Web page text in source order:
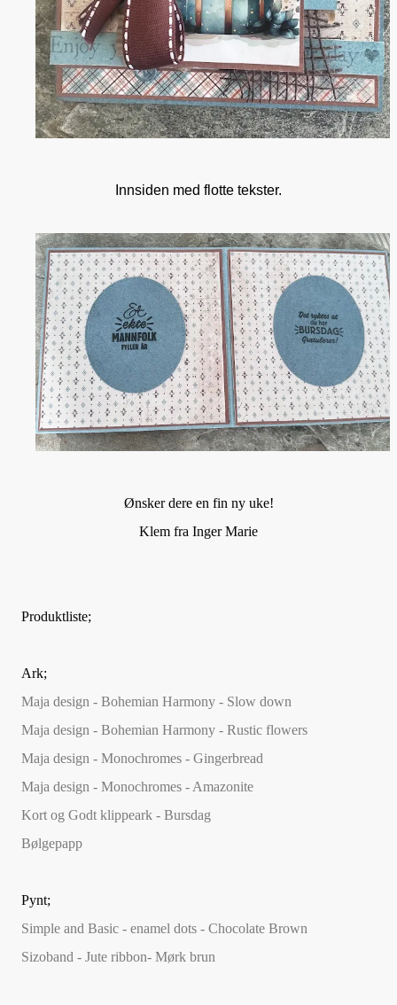
Innsiden med flotte tekster.
Ønsker dere en fin ny uke!
Klem fra Inger Marie
Produktliste;
Ark;
Maja design - Bohemian Harmony - Slow down
Maja design - Bohemian Harmony - Rustic flowers
Maja design - Monochromes - Gingerbread
Maja design - Monochromes - Amazonite
Kort og Godt klippeark - Bursdag
Bølgepapp
Pynt;
Simple and Basic - enamel dots - Chocolate Brown
Sizoband - Jute ribbon- Mørk brun